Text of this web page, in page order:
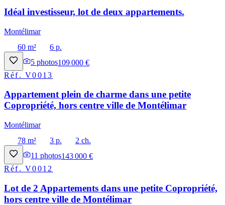
Idéal investisseur, lot de deux appartements.
Montélimar
60 m²
6 p.
5 photos109 000 €
Réf.V0013
Appartement plein de charme dans une petite
Copropriété, hors centre ville de Montélimar
Montélimar
78 m²
3 p.
2 ch.
11 photos143 000 €
Réf.V0012
Lot de 2 Appartements dans une petite Copropriété,
hors centre ville de Montélimar